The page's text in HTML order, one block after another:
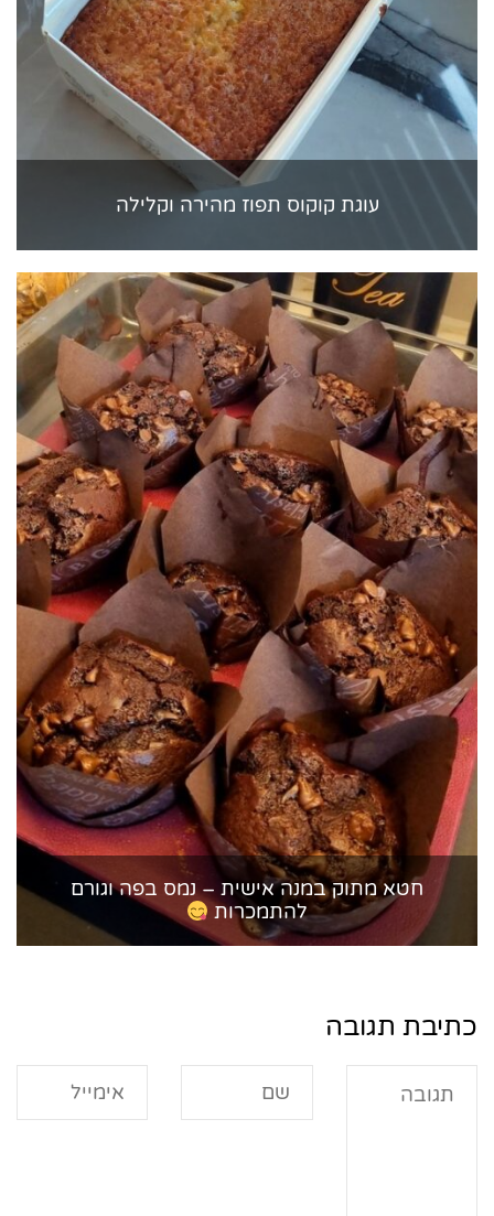
עוגת קוקוס תפוז מהירה וקלילה
חטא מתוק במנה אישית – נמס בפה וגורם
להתמכרות
כתיבת תגובה